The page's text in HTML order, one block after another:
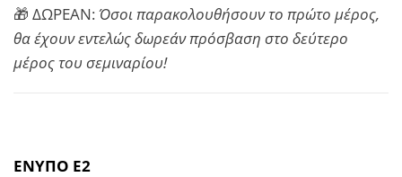
🎁 ΔΩΡΕΑΝ:Όσοι παρακολουθήσουν το πρώτο μέρος,
θα έχουν εντελώς δωρεάν πρόσβαση στο δεύτερο
μέρος του σεμιναρίου!
ΕΝΥΠΟ Ε2